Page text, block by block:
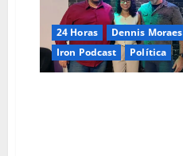
24 Horas
Dennis Moraes
Iron Podcast
Política